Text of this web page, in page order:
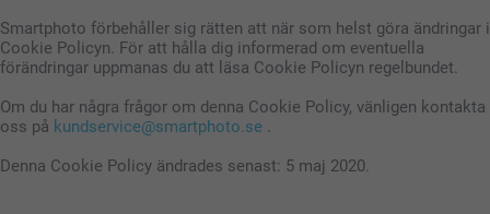
Smartphoto förbehåller sig rätten att när som helst göra ändringar i
Cookie Policyn. För att hålla dig informerad om eventuella
förändringar uppmanas du att läsa Cookie Policyn regelbundet.
Om du har några frågor om denna Cookie Policy, vänligen kontakta
oss på kundservice@smartphoto.se .
Denna Cookie Policy ändrades senast: 5 maj 2020.